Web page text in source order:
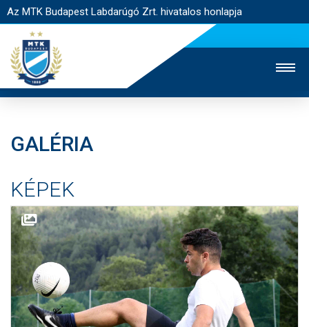
Az MTK Budapest Labdarúgó Zrt. hivatalos honlapja
JEGYÉRTÉKESÍTÉS
EGYESÜLET
KAPCSOLAT
NYITÓLAP
HÍREK
CSAPATOK
GALÉRIA
KÉPEK